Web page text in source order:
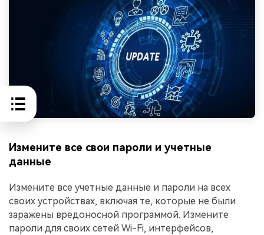
Измените все свои пароли и учетные
данные
Измените все учетные данные и пароли на всех
своих устройствах, включая те, которые не были
заражены вредоносной программой. Измените
пароли для своих сетей Wi-Fi, интерфейсов,